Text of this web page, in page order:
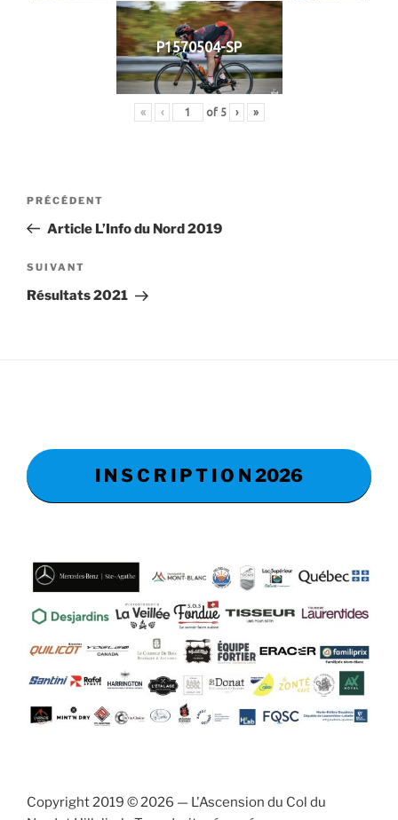
P1570504-SP
« ‹ of 5 › »
Navigation
l’article
Article
précédent
PRÉCÉDENT
Article L’Info du Nord 2019
Article
suivant
SUIVANT
Résultats 2021
I N S C R I P T I O N 2026
Copyright 2019 © 2026 — L'Ascension du Col du